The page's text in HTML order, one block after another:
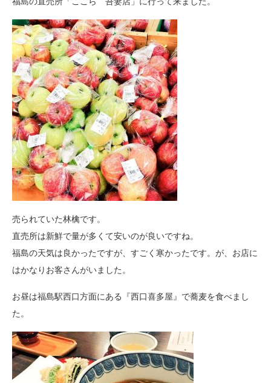
売られていた林檎です。
直売所は新鮮で量が多くて安いのが良いですね。
福島の天気は良かったですが、すごく寒かったです。が、お店に
はかなりお客さんがいました。
お昼は福島駅西口方面にある『西口喜多屋』で蕎麦を食べまし
た。